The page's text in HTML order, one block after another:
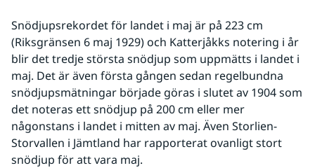
Snödjupsrekordet för landet i maj är på 223 cm
(Riksgränsen 6 maj 1929) och Katterjåkks notering i år
blir det tredje största snödjup som uppmätts i landet i
maj. Det är även första gången sedan regelbundna
snödjupsmätningar började göras i slutet av 1904 som
det noteras ett snödjup på 200 cm eller mer
någonstans i landet i mitten av maj. Även Storlien-
Storvallen i Jämtland har rapporterat ovanligt stort
snödjup för att vara maj.